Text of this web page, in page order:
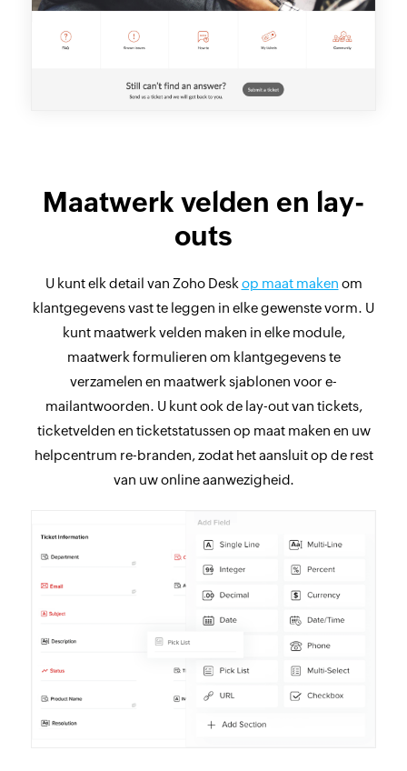
Maatwerk velden en lay-
outs
U kunt elk detail van Zoho Desk op maat maken om
klantgegevens vast te leggen in elke gewenste vorm. U
kunt maatwerk velden maken in elke module,
maatwerk formulieren om klantgegevens te
verzamelen en maatwerk sjablonen voor e-
mailantwoorden. U kunt ook de lay-out van tickets,
ticketvelden en ticketstatussen op maat maken en uw
helpcentrum re-branden, zodat het aansluit op de rest
van uw online aanwezigheid.